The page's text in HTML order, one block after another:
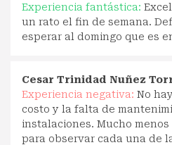
Experiencia fantástica:
un rato el fin de semana.
esperar al domingo que es
Cesar Trinidad Nuñez
Experiencia negativa: No
costo y la falta de
instalaciones. Mucho
para observar cada una de